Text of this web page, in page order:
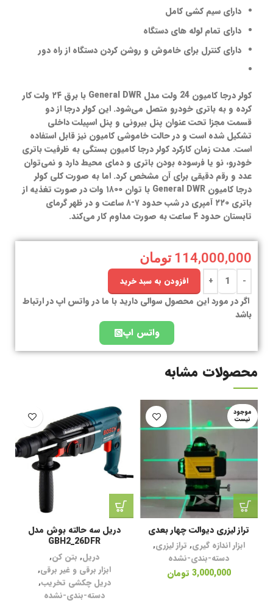
دارای سیم کشی کامل
دارای تمام لوله های دستگاه
دارای کنترل برای خاموش و روشن کردن دستگاه از راه دور
کولر درجا کامیون 24 ولت مدل General DWR با برق ۲۴ ولت کار
کرده و به باتری خودرو متصل می‌شود. این کولر درجا از دو
قسمت مجزا تحت عنوان پنل بیرونی و پنل اسپیلت داخلی
تشکیل شده است و در حالت خاموشی کامیون نیز قابل استفاده
است. مدت زمان کارکرد کولر درجا کامیون بستگی به ظرفیت باتری
خودرو، نو یا فرسوده بودن باتری و دمای محیط دارد و نمی‌توان
عدد و رقم دقیقی برای آن مشخص کرد. اما به صورت کلی کولر
درجا کامیون General DWR با توان ۱۸۰۰ وات در صورت تغذیه از
باتری ۲۲۰ آمپری در شب حدود ۷-۸ ساعت و در ظهر گرمای
تابستان حدود ۴ ساعت به صورت مداوم کار می‌کند.
114,000,000 تومان
افزودن به سبد خرید
اگر در مورد این محصول سوالی دارید با ما در واتس اپ در ارتباط
باشد
واتس اپ
محصولات مشابه
موجود
نیست
تراز لیزری دیوالت چهار بعدی
ابزار اندازه گیری, تراز لیزری,
دسته-بندی-نشده
3,000,000 تومان
دریل سه حالته بوش مدل
GBH2_26DFR
دریل, بتن کن,
ابزار برقی و غیر برقی,
دریل چکشی تخریب,
دسته-بندی-نشده